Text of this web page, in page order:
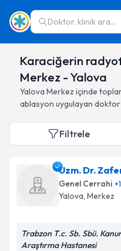
Doktor, klinik ara...
Karaciğerin
Merkez - Yalova
Yalova Merkez içinde
ablasyon uygulayan
Filtrele
Uzm. Dr.
Genel Cerrahi +1
Yalova, Merkez
Trabzon T.c. Sb. Sbü.
Araştırma Hastanesi